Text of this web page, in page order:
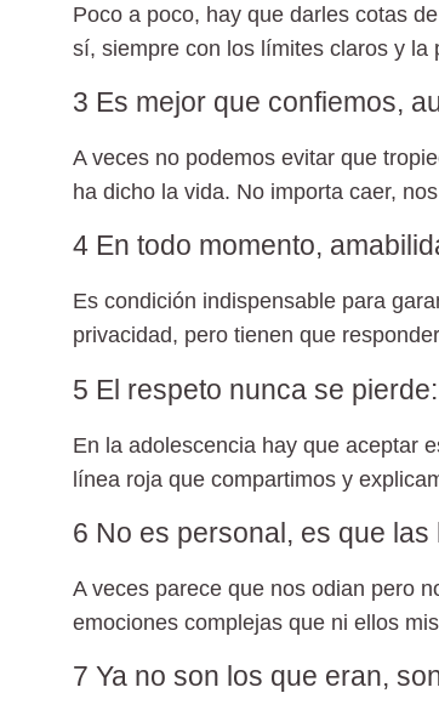
Poco a poco, hay que darles cotas
sí, siempre con los límites claros y la
3 Es mejor que confiemos,
A veces no podemos evitar que
ha dicho la vida. No importa caer,
4 En todo momento,
Es condición indispensable para
privacidad, pero tienen que
5 El respeto nunca se
En la adolescencia hay que aceptar
línea roja que compartimos y
6 No es personal, es que
A veces parece que nos odian pero
emociones complejas que ni ellos
7 Ya no son los que eran,